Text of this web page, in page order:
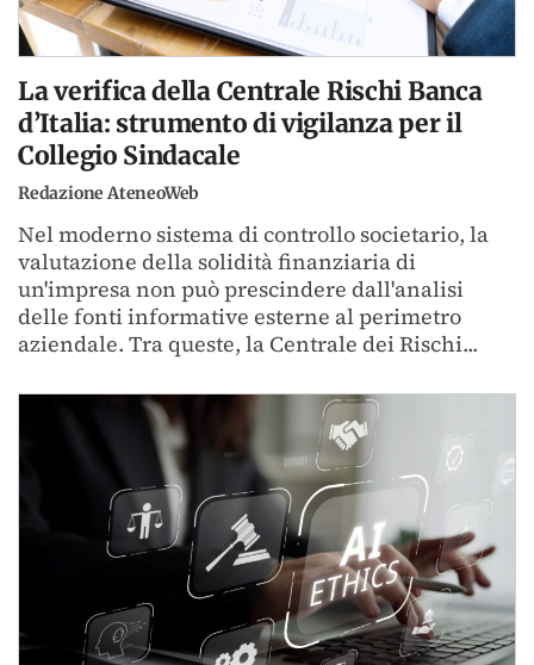
La verifica della Centrale Rischi Banca
d’Italia: strumento di vigilanza per il
Collegio Sindacale
Redazione AteneoWeb
Nel moderno sistema di controllo societario, la
valutazione della solidità finanziaria di
un'impresa non può prescindere dall'analisi
delle fonti informative esterne al perimetro
aziendale. Tra queste, la Centrale dei Rischi...